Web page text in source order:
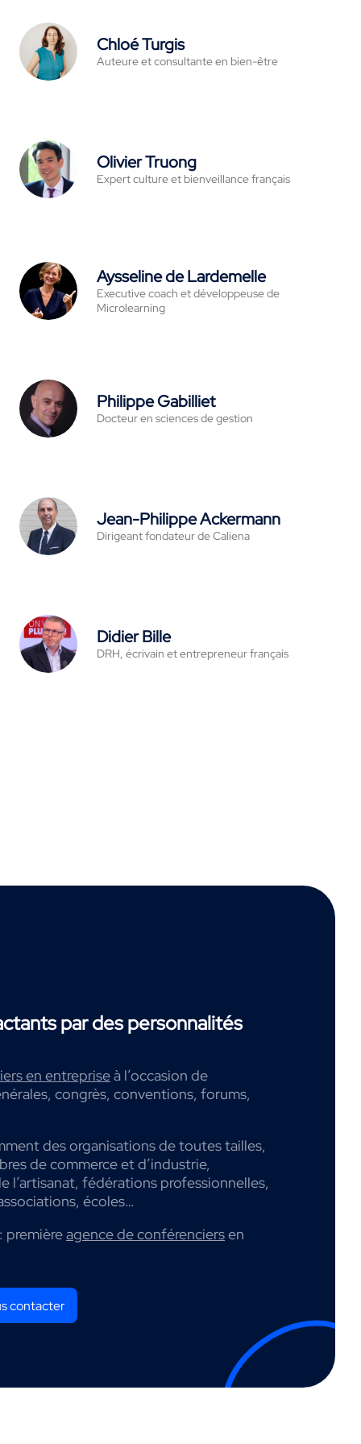
Chloé Turgis
Auteure et consultante en bien-être
Olivier Truong
Expert culture et bienveillance français
Aysseline de Lardemelle
Executive coach et développeuse de
Microlearning
Philippe Gabilliet
Docteur en sciences de gestion
Jean-Philippe Ackermann
Dirigeant fondateur de Caliena
Didier Bille
DRH, écrivain et entrepreneur français
par des personnalités
en entrepriseà l’occasion de
congrès, conventions, forums,
des organisations de toutes tailles,
de commerce et d’industrie,
l’artisanat, fédérations professionnelles,
écoles…
premièreagence de conférenciersen
contacter